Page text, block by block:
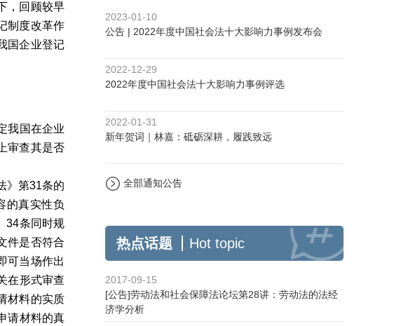
，回顾较早
制度改革作
国企业登记
我国在企业
审查其是否
》第31条的
的真实性负
34条同时规
件是否符合
可当场作出
在形式审查
材料的实质
请材料的真
2023-01-10
公告 | 2022年度中国社会法十大影响力事例发布会
2022-12-29
2022年度中国社会法十大影响力事例评选
2022-01-31
新年贺词｜林嘉：砥砺深耕，履践致远
全部通知公告
热点话题 Hot topic
2017-09-15
[公告]劳动法和社会保障法论坛第28讲：劳动法的法经
济学分析